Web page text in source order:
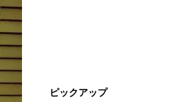
ピックアップ